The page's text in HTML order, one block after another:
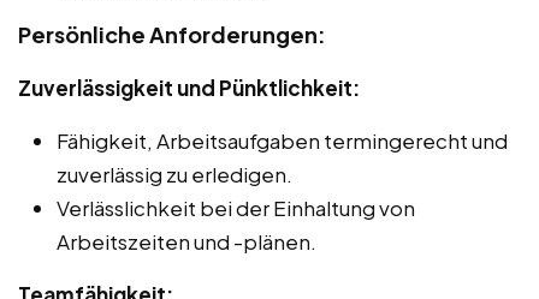
Persönliche Anforderungen:
Zuverlässigkeit und Pünktlichkeit:
Fähigkeit, Arbeitsaufgaben termingerecht und
zuverlässig zu erledigen.
Verlässlichkeit bei der Einhaltung von
Arbeitszeiten und -plänen.
Teamfähigkeit: